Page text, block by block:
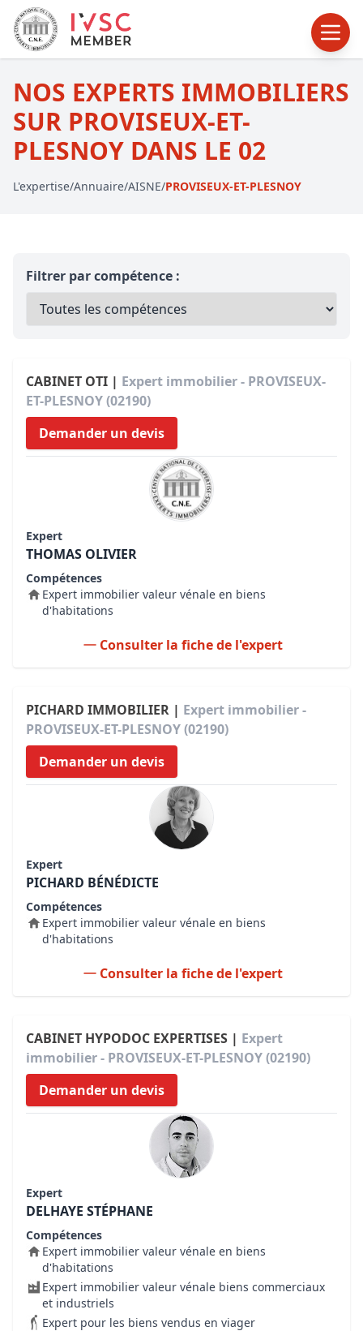
NOS EXPERTS IMMOBILIERS
SUR PROVISEUX-ET-
PLESNOY DANS LE 02
L'expertise/Annuaire/AISNE/PROVISEUX-ET-PLESNOY
Filtrer par compétence :
CABINET OTI | Expert immobilier - PROVISEUX-
ET-PLESNOY (02190)
Demander un devis
Expert
THOMAS OLIVIER
Compétences
Expert immobilier valeur vénale en biens
d'habitations
Consulter la fiche de l'expert
PICHARD IMMOBILIER | Expert immobilier -
PROVISEUX-ET-PLESNOY (02190)
Demander un devis
Expert
PICHARD BÉNÉDICTE
Compétences
Expert immobilier valeur vénale en biens
d'habitations
Consulter la fiche de l'expert
CABINET HYPODOC EXPERTISES | Expert
immobilier - PROVISEUX-ET-PLESNOY (02190)
Demander un devis
Expert
DELHAYE STÉPHANE
Compétences
Expert immobilier valeur vénale en biens
d'habitations
Expert immobilier valeur vénale biens commerciaux
et industriels
Expert pour les biens vendus en viager